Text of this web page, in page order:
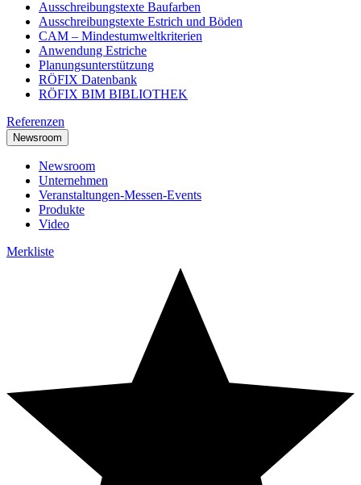
Ausschreibungstexte Baufarben
Ausschreibungstexte Estrich und Böden
CAM – Mindestumweltkriterien
Anwendung Estriche
Planungsunterstützung
RÖFIX Datenbank
RÖFIX BIM BIBLIOTHEK
Referenzen
Newsroom
Newsroom
Unternehmen
Veranstaltungen-Messen-Events
Produkte
Video
Merkliste